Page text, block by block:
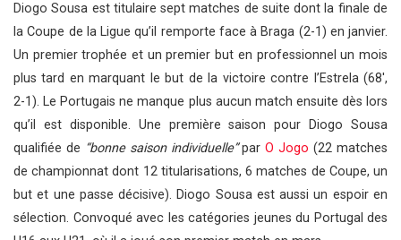
Diogo Sousa est titulaire sept matches de suite dont la finale de
la Coupe de la Ligue qu’il remporte face à Braga (2-1) en janvier.
Un premier trophée et un premier but en professionnel un mois
plus tard en marquant le but de la victoire contre l’Estrela (68′,
2-1). Le Portugais ne manque plus aucun match ensuite dès lors
qu’il est disponible. Une première saison pour Diogo Sousa
qualifiée de “bonne saison individuelle”parO Jogo (22 matches
de championnat dont 12 titularisations, 6 matches de Coupe, un
but et une passe décisive). Diogo Sousa est aussi un espoir en
sélection. Convoqué avec les catégories jeunes du Portugal des